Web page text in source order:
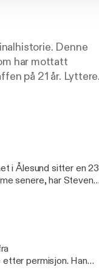
Denne
har mottatt
på 21 år. Lyttere
historiene
Podkasten
utforsker
Straffer er en
og det
i Ålesund sitter en 23
senere, har Steven
skjoenn-avgjoer
aalesund-tiltalte-
etter permisjon. Han